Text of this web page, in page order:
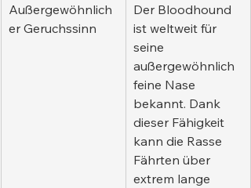
Außergewöhnlich
er Geruchssinn
Der Bloodhound
ist weltweit für
seine
außergewöhnlich
feine Nase
bekannt. Dank
dieser Fähigkeit
kann die Rasse
Fährten über
extrem lange